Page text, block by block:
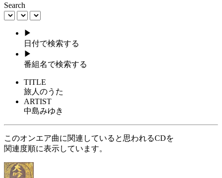
Search
▶
日付で検索する
▶
番組名で検索する
TITLE
旅人のうた
ARTIST
中島みゆき
このオンエア曲に関連していると思われるCDを
関連度順に表示しています。